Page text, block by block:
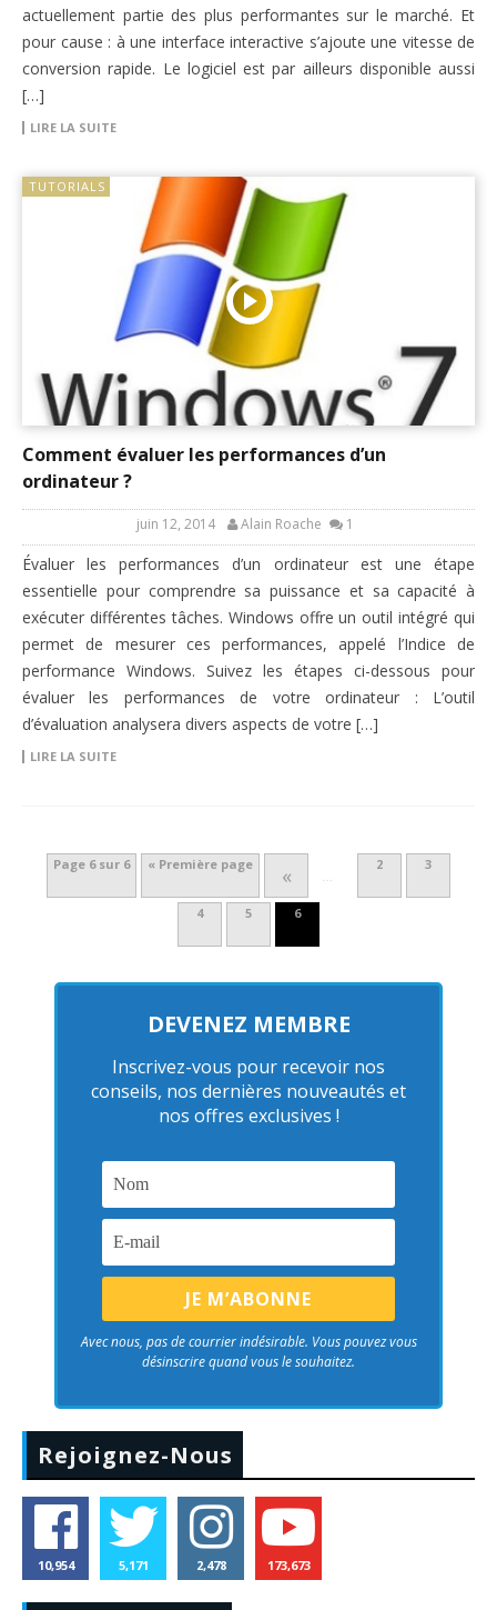
actuellement partie des plus performantes sur le marché. Et
pour cause : à une interface interactive s’ajoute une vitesse de
conversion rapide. Le logiciel est par ailleurs disponible aussi
[…]
LIRE LA SUITE
TUTORIALS
Comment évaluer les performances d’un
ordinateur ?
juin 12, 2014 Alain Roache 1
Évaluer les performances d’un ordinateur est une étape
essentielle pour comprendre sa puissance et sa capacité à
exécuter différentes tâches. Windows offre un outil intégré qui
permet de mesurer ces performances, appelé l’Indice de
performance Windows. Suivez les étapes ci-dessous pour
évaluer les performances de votre ordinateur : L’outil
d’évaluation analysera divers aspects de votre […]
LIRE LA SUITE
Page 6 sur 6 « Première page « …
2 3
4 5 6
DEVENEZ MEMBRE
Inscrivez-vous pour recevoir nos
conseils, nos dernières nouveautés et
nos offres exclusives !
Avec nous, pas de courrier indésirable. Vous pouvez vous
désinscrire quand vous le souhaitez.
Rejoignez-Nous
10,954 5,171 2,478 173,673